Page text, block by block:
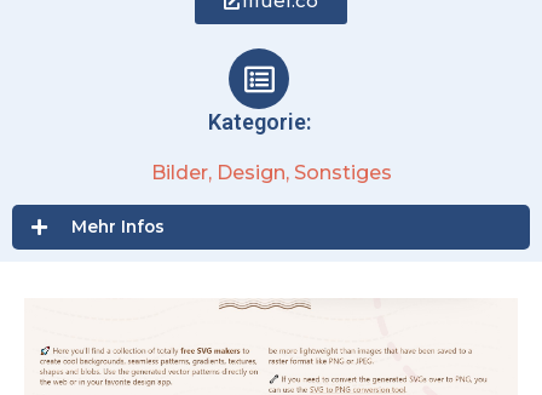
Kategorie:
Bilder, Design, Sonstiges
Mehr Infos